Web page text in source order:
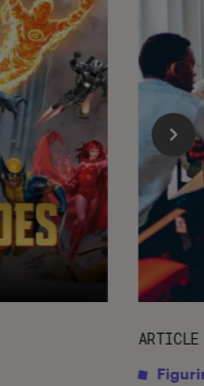
ARTICLE